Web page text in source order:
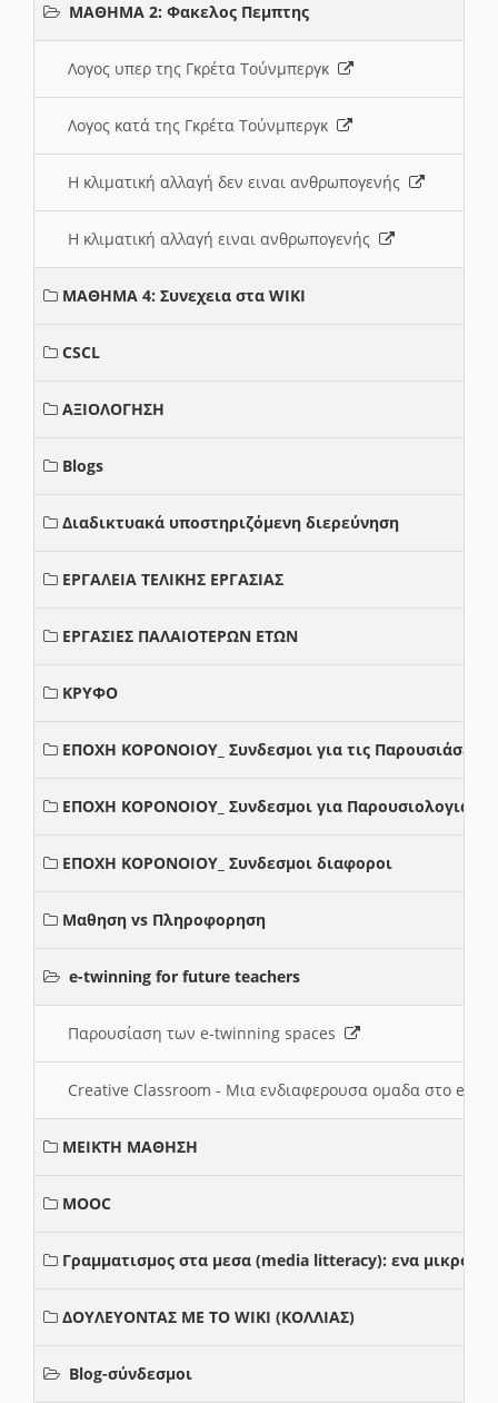
ΜΑΘΗΜΑ 2: Φακελος Πεμπτης
Λογος υπερ της Γκρέτα Τούνμπεργκ
Λογος κατά της Γκρέτα Τούνμπεργκ
Η κλιματική αλλαγή δεν ειναι ανθρωπογενής
Η κλιματική αλλαγή ειναι ανθρωπογενής
ΜΑΘΗΜΑ 4: Συνεχεια στα WIKI
CSCL
ΑΞΙΟΛΟΓΗΣΗ
Blogs
Διαδικτυακά υποστηριζόμενη διερεύνηση
ΕΡΓΑΛΕΙΑ ΤΕΛΙΚΗΣ ΕΡΓΑΣΙΑΣ
ΕΡΓΑΣΙΕΣ ΠΑΛΑΙΟΤΕΡΩΝ ΕΤΩΝ
ΚΡΥΦΟ
ΕΠΟΧΗ ΚΟΡΟΝΟΙΟΥ_ Συνδεσμοι για τις Παρουσιάσεις
ΕΠΟΧΗ ΚΟΡΟΝΟΙΟΥ_ Συνδεσμοι για Παρουσιολογια
ΕΠΟΧΗ ΚΟΡΟΝΟΙΟΥ_ Συνδεσμοι διαφοροι
Μαθηση vs Πληροφορηση
e-twinning for future teachers
Παρουσίαση των e-twinning spaces
Creative Classroom - Μια ενδιαφερουσα ομαδα στο e-
ΜΕΙΚΤΗ ΜΑΘΗΣΗ
MOOC
Γραμματισμος στα μεσα (media litteracy): ενα μικρο
ΔΟΥΛΕΥΟΝΤΑΣ ΜΕ ΤΟ WIKI (ΚΟΛΛΙΑΣ)
Blog-σύνδεσμοι